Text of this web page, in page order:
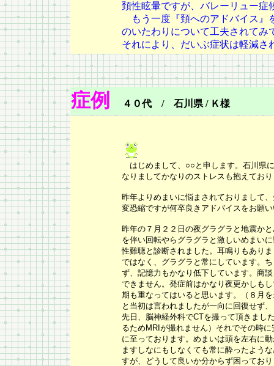
頚性眩暈ですが、バレーリュー症
もう一度『頚へのアドバイス』
のいたわりについて工夫されてみ
それにより、だいぶ症状は軽減さ
症例 ４０代 / 石川県 / Ｋ様
はじめまして、○○と申します。石川県
なりましてかなりのストレスも抱えてお
昨年よりめまいに悩まされておりまして
変恐縮ですが何卒良きアドバイスをお願
昨年の７月２２日の夜グラグラと地震か
を伴い回転やらグラグラと激しいめまい
性難聴と診断されました。耳鳴りもあり
ではなく、グラグラと常にしています。
ず、記憶力もかなり低下しています。商
できません。発症前はかなり夜更かしも
期も重なってはいると思います。（８月
と当初は言われましたが一向に回復せず
先日、脳神経外科でCTを撮って頂きまし
るため MRI が撮れません）それでその時
に至っております。めまいは頭を左右に
ますしなにもしなくても常に酔ったよう
すが、どうして良いか分からず困ってお